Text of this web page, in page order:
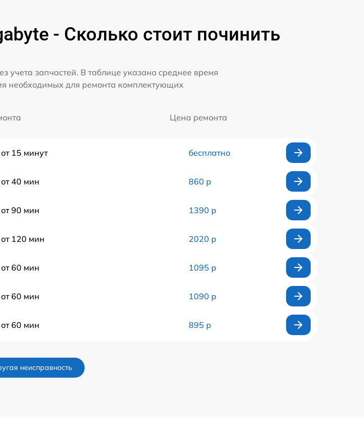
- Сколько стоит починить
учета запчастей. В таблице указано среднее время
необходимых для ремонта комплектующих
Цена ремонта
от 15 минут бесплатно
от 40 мин 860 р
от 90 мин 1390 р
от 120 мин 2020 р
от 60 мин 1095 р
от 60 мин 1090 р
от 60 мин 895 р
неисправность